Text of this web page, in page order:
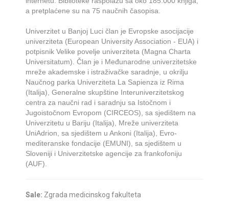
a pretplaćene su na 75 naučnih časopisa.
Univerzitet u Banjoj Luci član je Evropske asocijacije
univerziteta (European University Association - EUA) i
potpisnik Velike povelje univerziteta (Magna Charta
Universitatum). Član je i Međunarodne univerzitetske
mreže akademske i istraživačke saradnje, u okrilju
Naučnog parka Univerziteta La Sapienza iz Rima
(Italija), Generalne skupštine Interuniverzitetskog
centra za naučni rad i saradnju sa Istočnom i
Jugoistočnom Evropom (CIRCEOS), sa sjedištem na
Univerzitetu u Bariju (Italija), Mreže univerziteta
UniAdrion, sa sjedištem u Ankoni (Italija), Evro-
mediteranske fondacije (EMUNI), sa sjedištem u
Sloveniji i Univerzitetske agencije za frankofoniju
(AUF).
Sale: Zgrada medicinskog fakulteta